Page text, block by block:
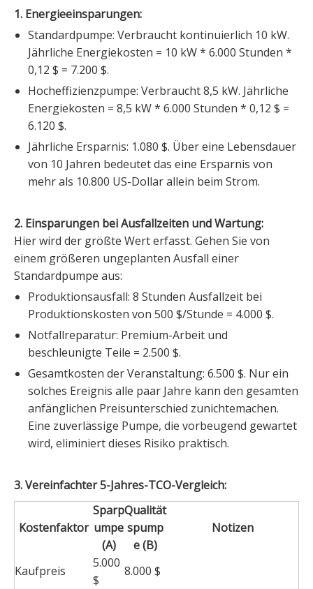
1. Energieeinsparungen:
Standardpumpe: Verbraucht kontinuierlich 10 kW.
Jährliche Energiekosten = 10 kW * 6.000 Stunden *
0,12 $ = 7.200 $.
Hocheffizienzpumpe: Verbraucht 8,5 kW. Jährliche
Energiekosten = 8,5 kW * 6.000 Stunden * 0,12 $ =
6.120 $.
Jährliche Ersparnis: 1.080 $. Über eine Lebensdauer
von 10 Jahren bedeutet das eine Ersparnis von
mehr als 10.800 US-Dollar allein beim Strom.
2. Einsparungen bei Ausfallzeiten und Wartung:
Hier wird der größte Wert erfasst. Gehen Sie von
einem größeren ungeplanten Ausfall einer
Standardpumpe aus:
Produktionsausfall: 8 Stunden Ausfallzeit bei
Produktionskosten von 500 $/Stunde = 4.000 $.
Notfallreparatur: Premium-Arbeit und
beschleunigte Teile = 2.500 $.
Gesamtkosten der Veranstaltung: 6.500 $. Nur ein
solches Ereignis alle paar Jahre kann den gesamten
anfänglichen Preisunterschied zunichtemachen.
Eine zuverlässige Pumpe, die vorbeugend gewartet
wird, eliminiert dieses Risiko praktisch.
3. Vereinfachter 5-Jahres-TCO-Vergleich:
Kostenfaktor
Sparp
umpe
(A)
Qualität
spump
e (B)
Notizen
Kaufpreis
5.000
$
8.000 $